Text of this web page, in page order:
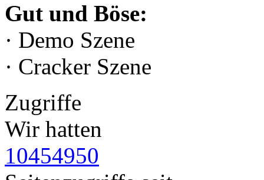
Gut und Böse:
· Demo Szene
· Cracker Szene
Zugriffe
Wir hatten
10454950